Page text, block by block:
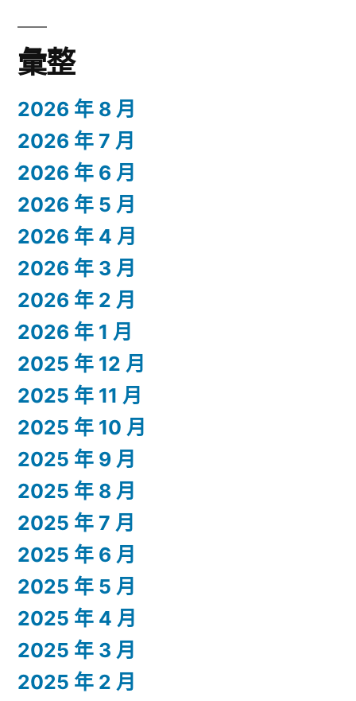
彙整
2026 年 8 月
2026 年 7 月
2026 年 6 月
2026 年 5 月
2026 年 4 月
2026 年 3 月
2026 年 2 月
2026 年 1 月
2025 年 12 月
2025 年 11 月
2025 年 10 月
2025 年 9 月
2025 年 8 月
2025 年 7 月
2025 年 6 月
2025 年 5 月
2025 年 4 月
2025 年 3 月
2025 年 2 月